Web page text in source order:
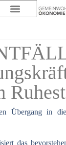
Übergang in
das